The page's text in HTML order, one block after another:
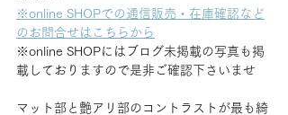
※online SHOPでの通信販売・在庫確認など
のお問合せはこちらから
※online SHOPにはブログ未掲載の写真も掲
載しておりますので是非ご確認下さいませ
マット部と艶アリ部のコントラストが最も綺